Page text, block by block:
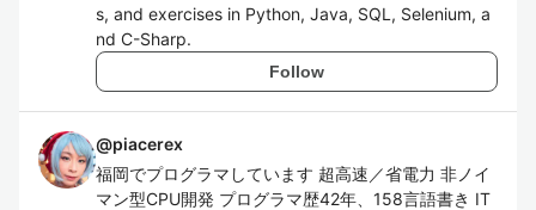
s, and exercises in Python, Java, SQL, Selenium, a
nd C-Sharp.
Follow
@piacerex
福岡でプログラマしています 超高速／省電力 非ノイ
マン型CPU開発 プログラマ歴42年、158言語書き IT